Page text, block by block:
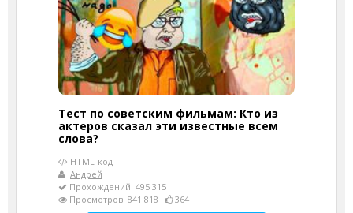
Тест по советским фильмам: Кто из
актеров сказал эти известные всем
слова?
HTML-код
Андрей
Прохождений: 495 315
Просмотров: 841 818
364